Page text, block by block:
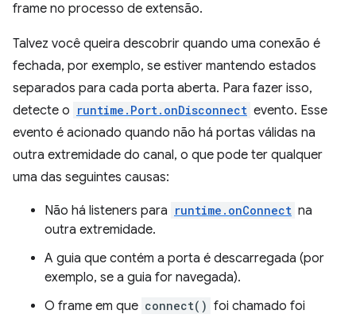
frame no processo de extensão.
Talvez você queira descobrir quando uma conexão é
fechada, por exemplo, se estiver mantendo estados
separados para cada porta aberta. Para fazer isso,
detecte o runtime.Port.onDisconnect evento. Esse
evento é acionado quando não há portas válidas na
outra extremidade do canal, o que pode ter qualquer
uma das seguintes causas:
Não há listeners para runtime.onConnect na
outra extremidade.
A guia que contém a porta é descarregada (por
exemplo, se a guia for navegada).
O frame em que connect() foi chamado foi